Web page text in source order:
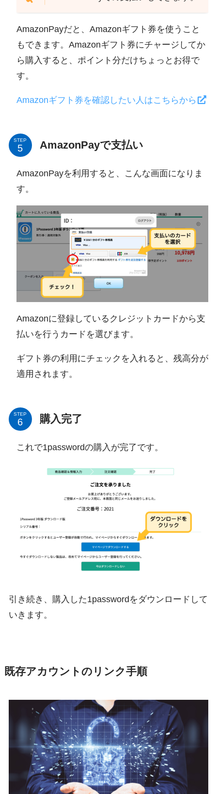
AmazonPayだと、Amazonギフト券を使うこと
もできます。Amazonギフト券にチャージしてか
ら購入すると、ポイント分だけちょっとお得で
す。
Amazonギフト券を確認したい人はこちらから
STEP AmazonPayで支払い
AmazonPayを利用すると、こんな画面になりま
す。
Amazonに登録しているクレジットカードから支
払いを行うカードを選びます。
ギフト券の利用にチェックを入れると、残高分が
適用されます。
STEP 購入完了
これで1passwordの購入が完了です。
引き続き、購入した1passwordをダウンロードして
いきます。
既存アカウントのリンク手順